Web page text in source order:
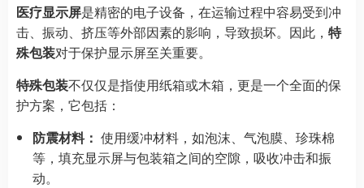
医疗显示屏是精密的电子设备，在运输过程中容易受到冲
击、振动、挤压等外部因素的影响，导致损坏。因此， 特
殊包装对于保护显示屏至关重要。
特殊包装不仅仅是指使用纸箱或木箱，更是一个全面的保
护方案，它包括：
防震材料： 使用缓冲材料，如泡沫、气泡膜、珍珠棉
等，填充显示屏与包装箱之间的空隙，吸收冲击和振
动。